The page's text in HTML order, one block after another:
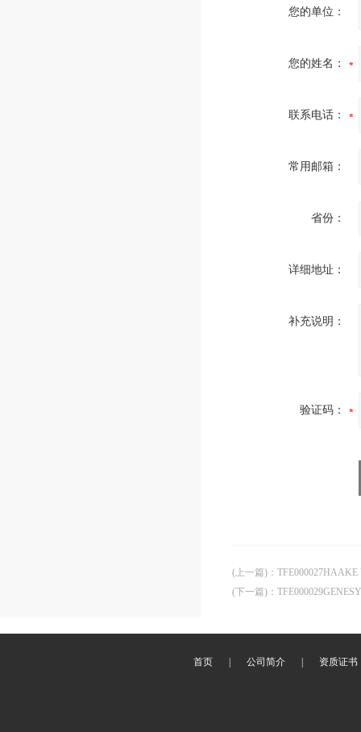
您的单位：
您的姓名：
联系电话：
常用邮箱：
省份：
详细地址：
补充说明：
验证码：
(上一篇) ： TFE000027HAAKE
(下一篇) ：
首页 公司简介 资质证书